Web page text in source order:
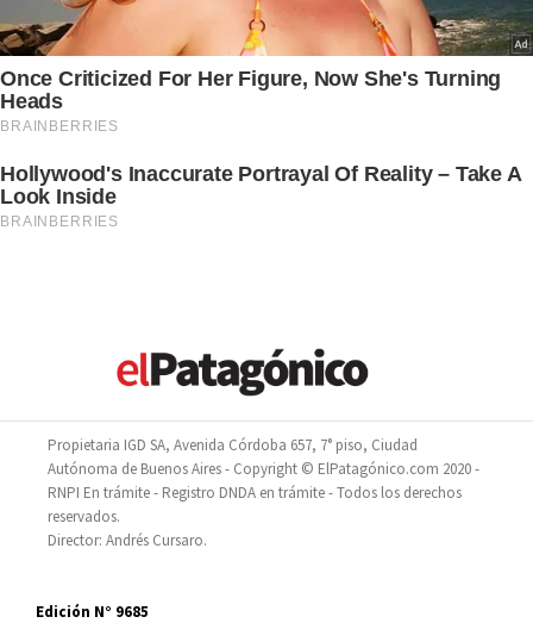
Propietaria IGD SA, Avenida Córdoba 657, 7° piso, Ciudad
Autónoma de Buenos Aires - Copyright © ElPatagónico.com 2020 -
RNPI En trámite - Registro DNDA en trámite - Todos los derechos
reservados.
Director: Andrés Cursaro.
Edición N° 9685